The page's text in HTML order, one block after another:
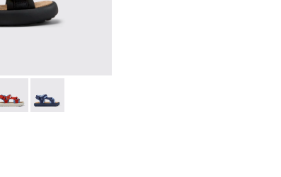
006 - Sandalias de PET reciclado multicolor para niños.
007
- K800579-005
Flota - K800579-004
Pelotas Flota - K800579-001